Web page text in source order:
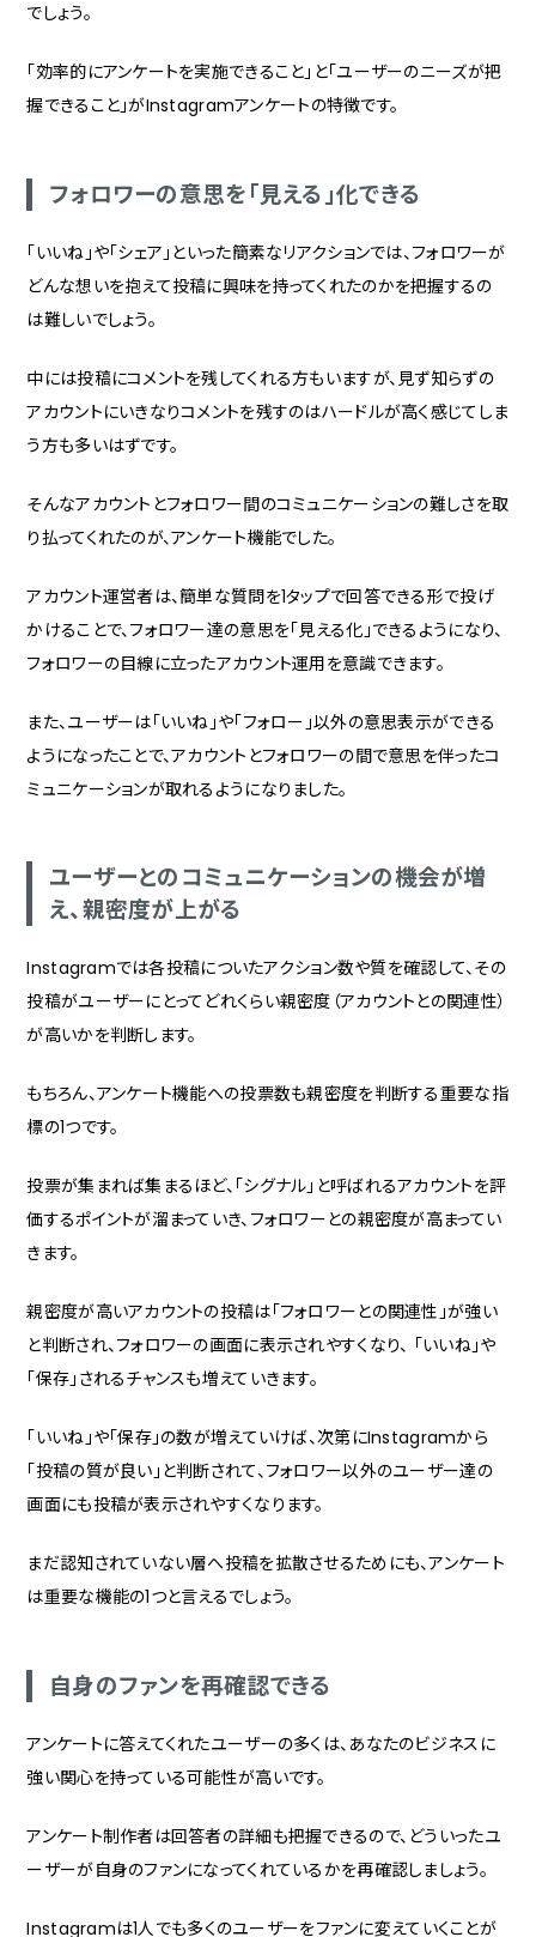
でしょう。
「効率的にアンケートを実施できること」と「ユーザーのニーズが把
握できること」がInstagramアンケートの特徴です。
フォロワーの意思を「見える」化できる
「いいね」や「シェア」といった簡素なリアクションでは、フォロワーが
どんな想いを抱えて投稿に興味を持ってくれたのかを把握するの
は難しいでしょう。
中には投稿にコメントを残してくれる方もいますが、見ず知らずの
アカウントにいきなりコメントを残すのはハードルが高く感じてしま
う方も多いはずです。
そんなアカウントとフォロワー間のコミュニケーションの難しさを取
り払ってくれたのが、アンケート機能でした。
アカウント運営者は、簡単な質問を1タップで回答できる形で投げ
かけることで、フォロワー達の意思を「見える化」できるようになり、
フォロワーの目線に立ったアカウント運用を意識できます。
また、ユーザーは「いいね」や「フォロー」以外の意思表示ができる
ようになったことで、アカウントとフォロワーの間で意思を伴ったコ
ミュニケーションが取れるようになりました。
ユーザーとのコミュニケーションの機会が増
え、親密度が上がる
Instagramでは各投稿についたアクション数や質を確認して、その
投稿がユーザーにとってどれくらい親密度（アカウントとの関連性）
が高いかを判断します。
もちろん、アンケート機能への投票数も親密度を判断する重要な指
標の1つです。
投票が集まれば集まるほど、「シグナル」と呼ばれるアカウントを評
価するポイントが溜まっていき、フォロワーとの親密度が高まってい
きます。
親密度が高いアカウントの投稿は「フォロワーとの関連性」が強い
と判断され、フォロワーの画面に表示されやすくなり、 「いいね」や
「保存」されるチャンスも増えていきます。
「いいね」や「保存」の数が増えていけば、次第にInstagramから
「投稿の質が良い」と判断されて、フォロワー以外のユーザー達の
画面にも投稿が表示されやすくなります。
まだ認知されていない層へ投稿を拡散させるためにも、アンケート
は重要な機能の1つと言えるでしょう。
自身のファンを再確認できる
アンケートに答えてくれたユーザーの多くは、あなたのビジネスに
強い関心を持っている可能性が高いです。
アンケート制作者は回答者の詳細も把握できるので、どういったユ
ーザーが自身のファンになってくれているかを再確認しましょう。
Instagramは1人でも多くのユーザーをファンに変えていくことが